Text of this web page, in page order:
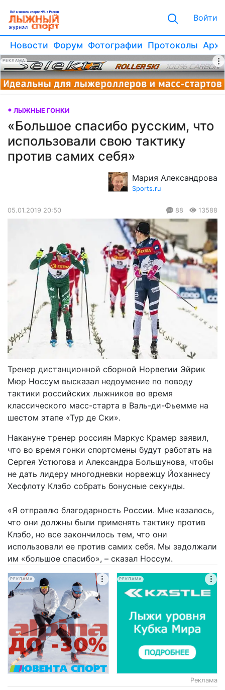
Войти
Новости Форум Фотографии Протоколы
РЕКЛАМА
ЛЫЖНЫЕ ГОНКИ
«Большое спасибо русским, что
использовали свою тактику
против самих себя»
Мария Александрова
Sports.ru
05.01.2019 20:50 88 13588
Тренер дистанционной сборной Норвегии Эйрик
Мюр Носсум высказал недоумение по поводу
тактики российских лыжников во время
классического масс-старта в Валь-ди-Фьемме на
шестом этапе «Тур де Ски».
Накануне тренер россиян Маркус Крамер заявил,
что во время гонки спортсмены будут работать на
Сергея Устюгова и Александра Большунова, чтобы
не дать лидеру многодневки норвежцу Йоханнесу
Хесфлоту Клэбо собрать бонусные секунды.
«Я отправлю благодарность России. Мне казалось,
что они должны были применять тактику против
Клэбо, но все закончилось тем, что они
использовали ее против самих себя. Мы задолжали
им «большое спасибо», – сказал Носсум.
РЕКЛАМА РЕКЛАМА
Реклама